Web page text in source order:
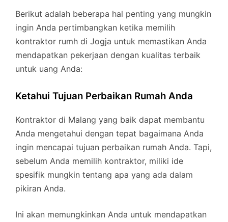
Berikut adalah beberapa hal penting yang mungkin
ingin Anda pertimbangkan ketika memilih
kontraktor rumh di Jogja untuk memastikan Anda
mendapatkan pekerjaan dengan kualitas terbaik
untuk uang Anda:
Ketahui Tujuan Perbaikan Rumah Anda
Kontraktor di Malang yang baik dapat membantu
Anda mengetahui dengan tepat bagaimana Anda
ingin mencapai tujuan perbaikan rumah Anda. Tapi,
sebelum Anda memilih kontraktor, miliki ide
spesifik mungkin tentang apa yang ada dalam
pikiran Anda.
Ini akan memungkinkan Anda untuk mendapatkan